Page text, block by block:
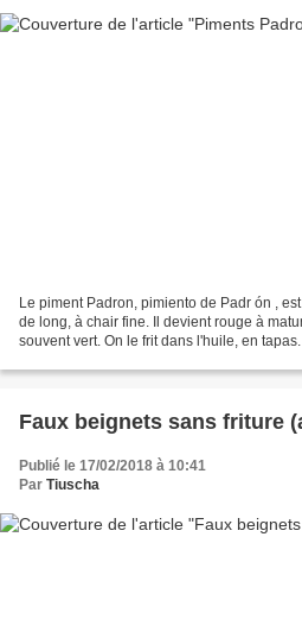
Le piment Padron, pimiento de Padr ón ,
de long, à chair fine. Il devient rouge à
souvent vert. On le frit dans l'huile, en
Faux beignets sans friture
Publié le 17/02/2018 à 10:41
Par Tiuscha